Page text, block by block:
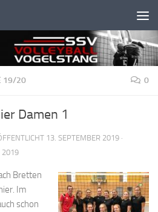
19/20 0
Damen 1
13. SEPTEMBER 2019 ·
2019
Bretten
Im
schon